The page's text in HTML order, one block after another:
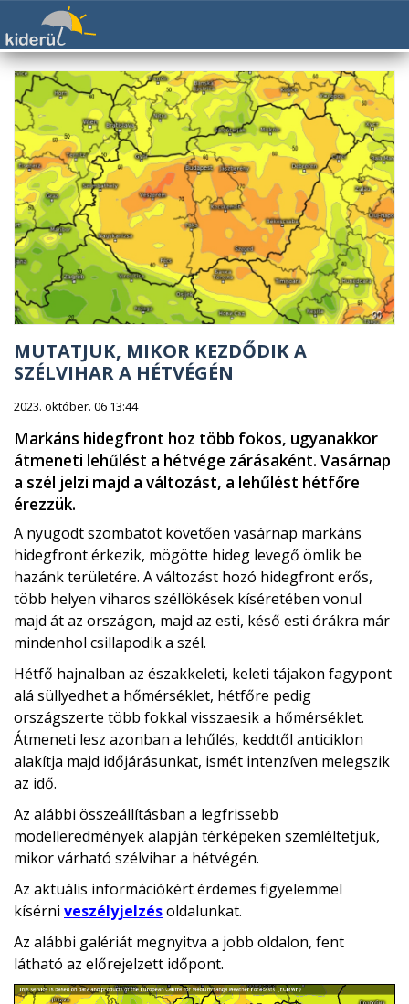
MUTATJUK, MIKOR KEZDŐDIK A
SZÉLVIHAR A HÉTVÉGÉN
2023. október. 06 13:44
Markáns hidegfront hoz több fokos, ugyanakkor
átmeneti lehűlést a hétvége zárásaként. Vasárnap
a szél jelzi majd a változást, a lehűlést hétfőre
érezzük.
A nyugodt szombatot követően vasárnap markáns
hidegfront érkezik, mögötte hideg levegő ömlik be
hazánk területére. A változást hozó hidegfront erős,
több helyen viharos széllökések kíséretében vonul
majd át az országon, majd az esti, késő esti órákra már
mindenhol csillapodik a szél.
Hétfő hajnalban az északkeleti, keleti tájakon fagypont
alá süllyedhet a hőmérséklet, hétfőre pedig
országszerte több fokkal visszaesik a hőmérséklet.
Átmeneti lesz azonban a lehűlés, keddtől anticiklon
alakítja majd időjárásunkat, ismét intenzíven melegszik
az idő.
Az alábbi összeállításban a legfrissebb
modelleredmények alapján térképeken szemléltetjük,
mikor várható szélvihar a hétvégén.
Az aktuális információkért érdemes figyelemmel
kísérni veszélyjelzésoldalunkat.
Az alábbi galériát megnyitva a jobb oldalon, fent
látható az előrejelzett időpont.